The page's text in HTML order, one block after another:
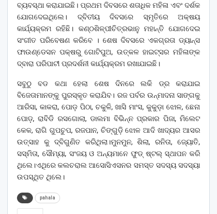
ବ୍ୟବସ୍ଥା କରାଯାଇଛି। ପ୍ରଥମ ଦିବସରେ ଶତାଧିକ ମହିଳା ଏବଂ ଦର୍ଶକ
ଯୋଗଦେଇଥିଲେ। ଦ୍ବିତୀୟ ଦିବସରେ ସ୍ମୃତିରେ ଅକ୍ଷୟ
କାର୍ଯ୍ୟକ୍ରମ ରହିଛି। କଣ୍ଠଶିଳ୍ପୀଚିତ୍ରଭାନୁ ମହାନ୍ତି ଯୋଗଦେଇ
ସଂଗୀତ ପରିବେଷଣ କରିବେ । ଶେଷ ଦିବସରେ ଏକଗ୍ରତା ଡ୍ୟାନ୍ସ
ଫାଉଣ୍ଡେସନ ପକ୍ଷରୁ ଗୋଟିପୁଅ, ଉତ୍କଳ ହାଇଟ୍ସର ମହିଳାଙ୍କ
ଦ୍ବାରା ପରିପାଟୀ ପ୍ରଦର୍ଶନୀ କାର୍ଯ୍ୟକ୍ରମ ରଖାଯାଇଛି।
ସବୁଠୁ ବଡ କଥା ହେଲା ଶେଷ ଦିନରେ ଲକି ଡ୍ର କରାଯାଇ
ବିଜେତାମାନଙ୍କୁ ପୁରସ୍କୃତ କରାଯିବ। ରଜ ପର୍ବର ଉନ୍ମାଦନା ସାଙ୍ଗକୁ
ଆରିସା, କାକରା, ପୋଡ଼ ପିଠା, ଚକୁଳି, ଖାସି ମାଂସ, କୁକୁଡ଼ା ଝୋଳ, ଛେନା
ପୋଡ଼, ରାବିଡି ରସଗୋଲା, ଡାଲମା ବିଭିନ୍ନ ପ୍ରକାର ପିଜା, ମିଲେଟ
କେକ, ରାଗି ଗୁପଚୁପ, ରଜପାନ, ଚିଙ୍ଗୁଡ଼ି ଝୋଳ ଆଦି ଖାଦ୍ୟର ଆସର
ଉତ୍ସାହ କୁ ଦ୍ବିଗୁଣିତ କରିଥିଲା।ମୁନମୁନ, ଶିଲା, ରନିତା, ଜ୍ୟୋତି,
ସସ୍ମିତା, ସୌମ୍ୟା, ସଂଜୟ ଓ ଅନ୍ୟମାନେ ଫୁଡ୍ ଷ୍ଟଲ୍ ସ୍ଥାପନ କରି
ଥିଲେ।ଏଥିରେ କଲଚରାଲ ଆସୋସିଏସନର ସମସ୍ତ ସଦସ୍ୟ ସଦସ୍ୟା
ଉପସ୍ଥିତ ଥିଲେ।
pahala